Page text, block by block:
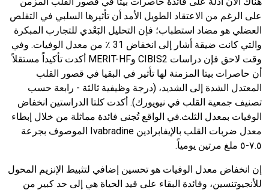
على الرغم من الاعتقاد الطويل الأمد أن تأثيرها السلبي في التقلص
العضلي هو مضاد استطباب؛ فإن التحليل البَعْدي للتجارب المبكرة
والتي كانت ضيقة أشار إلى انخفاض 31 ٪ من معدل الوفيات. وفي
وقت لاحق فإن دراسات CIBIS2 وMERIT-HF أكدت تأكيداً مستقلاً
أن حاصرات بيتا المزمنة لها تأثير في البقيا في قصور القلب
المعتدل الشدة إلى الشديد، (درجة وظيفية ثالثة - رابعة حسب
تصنيف جمعية القلب في نيويورك). أكدت كلتا الدراستين انخفاض
الوفيات بمعدل الثلث.في الواقع تُجنى فائدة مماثلة من خلال إبطاء
معدل ضربات القلب بالإيفابرادين Ivabradine الموصوف بجرعة
٧.٥-٥ ملغ مرتين يومياً.
إن انخفاض معدل الوفيات هو تحسين إضافي لتثبيط الإنزيم المحول
للأنجيوتنسين، وفائدة البقاء على قيد الحياة هي إلى حد كبير من